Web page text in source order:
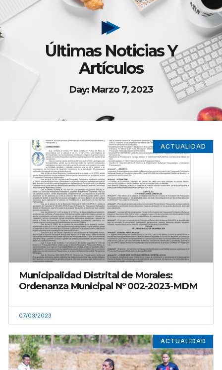
Últimas Noticias Y
Artículos
Day: Marzo 7, 2023
ACTUALIDAD
Municipalidad Distrital de Morales:
Ordenanza Municipal N° 002-2023-MDM
07/03/2023
ACTUALIDAD